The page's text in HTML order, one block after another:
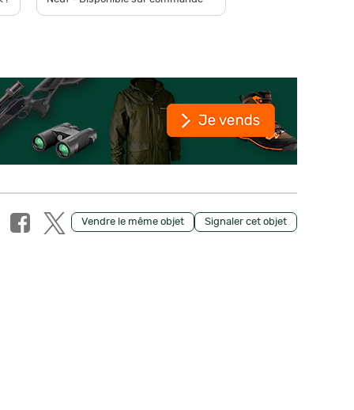
Vendre le même objet Signaler cet objet